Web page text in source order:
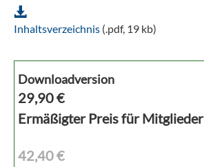
Inhaltsverzeichnis (.pdf, 19 kb)
Downloadversion
29,90€
Ermäßigter Preis für Mitglieder
42,40 €